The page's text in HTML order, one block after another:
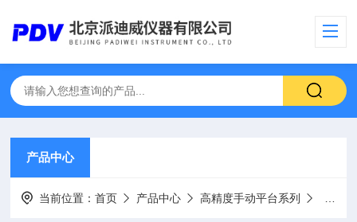
产品中心
当前位置：首页 产品中心 高精度手动平台系列